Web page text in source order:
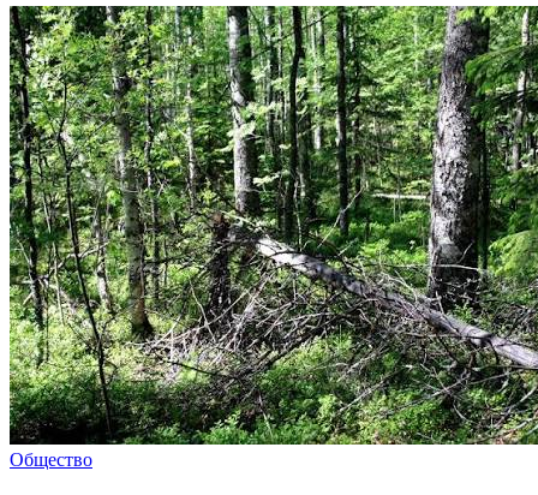
Общество